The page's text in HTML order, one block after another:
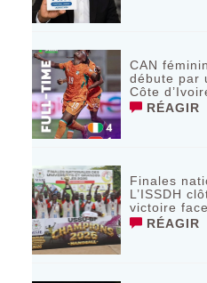
CAN
débute par
Côte
RÉAGIR
Finales
L’ISSDH
victoire
RÉAGIR